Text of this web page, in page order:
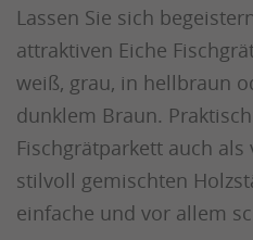
Lassen Sie sich
attraktiven Eiche
weiß, grau, in hellbraun
dunklem Braun.
Fischgrätparkett auch
stilvoll gemischten
einfache und vor allem